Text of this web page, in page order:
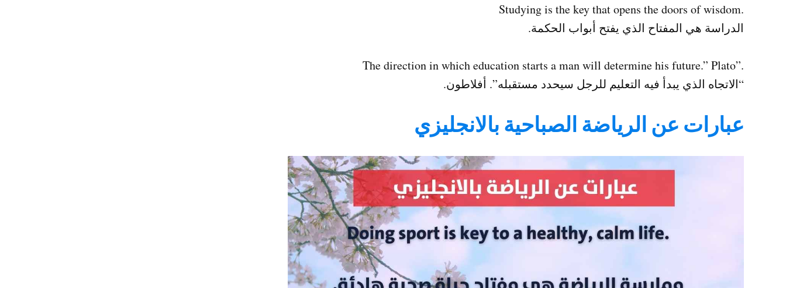
.Studying is the key that opens the doors of wisdom
الدراسة هي المفتاح الذي يفتح أبواب الحكمة.
.”The direction in which education starts a man will determine his future.” Plato
“الاتجاه الذي يبدأ فيه التعليم للرجل سيحدد مستقبله”. أفلاطون.
عبارات عن الرياضة الصباحية بالانجليزي